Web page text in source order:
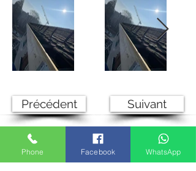
Précédent Suivant
< Retour
Phone Facebook WhatsApp